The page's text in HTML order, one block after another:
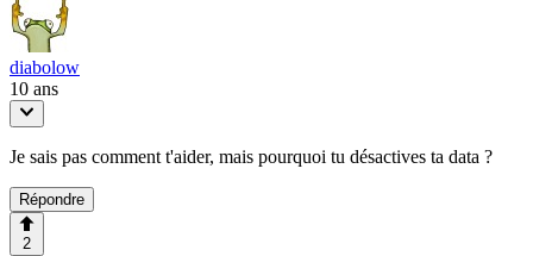
diabolow
10 ans
Je sais pas comment t'aider, mais pourquoi tu désactives ta data ?
Répondre
2